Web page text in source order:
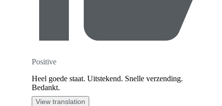
Positive
Heel goede staat. Uitstekend. Snelle verzending.
Bedankt.
View translation